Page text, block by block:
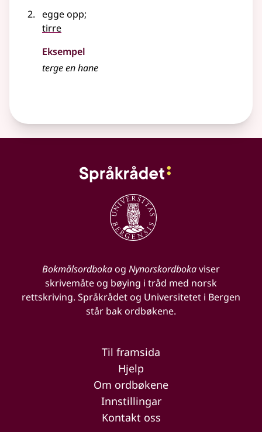
egge opp;
tirre
Eksempel
tergeen hane
Bokmålsordbokaog Nynorskordbokaviser
skrivemåte og bøying i tråd med norsk
rettskriving. Språkrådet og Universitetet i Bergen
står bak ordbøkene.
Til framsida
Hjelp
Om ordbøkene
Innstillingar
Kontakt oss